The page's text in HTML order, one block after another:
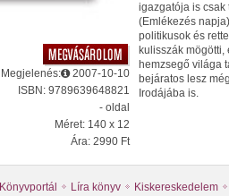
Megjelenés:
2007-10-10
ISBN: 9789639648821
- oldal
Méret: 140 x 12
Ára: 2990 Ft
igazgatója is csak
(Emlékezés
politikusok és
kulisszák
hemzsegő világa
bejáratos lesz
Irodájába is.
Könyvportál Líra könyv Kiskereskedelem